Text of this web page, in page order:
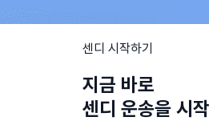
센디 시작하기
지금 바로
센디 운송을 시